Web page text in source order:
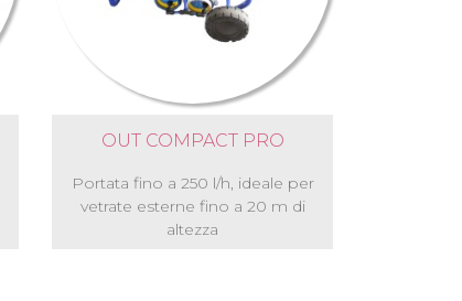
OUT COMPACT PRO
Portata fino a 250 l/h, ideale per
vetrate esterne fino a 20 m di
altezza